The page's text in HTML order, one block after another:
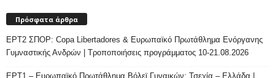
Πρόσφατα άρθρα
ΕΡΤ2 ΣΠΟΡ: Copa Libertadores & Ευρωπαϊκό Πρωτάθλημα Ενόργανης
Γυμναστικής Ανδρών | Τροποποιήσεις προγράμματος 10-21.08.2026
ΕΡΤ1 – Ευρωπαϊκό Πρωτάθλημα Βόλεϊ Γυναικών: Τσεχία – Ελλάδα |